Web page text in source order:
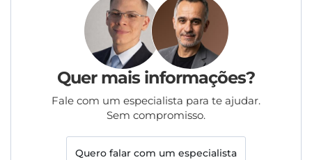
Quer mais informações?
Fale com um especialista para te ajudar.
Sem compromisso.
Quero falar com um especialista